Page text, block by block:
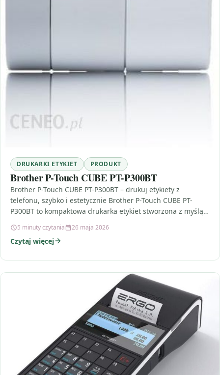
DRUKARKI ETYKIET PRODUKT
Brother P-Touch CUBE PT-P300BT
Brother P-Touch CUBE PT-P300BT – drukuj etykiety z
telefonu, szybko i estetycznie Brother P-Touch CUBE PT-
P300BT to kompaktowa drukarka etykiet stworzona z myślą
5 minuty czytania 26 maja 2026
Czytaj więcej